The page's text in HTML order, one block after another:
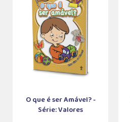
O que é ser Amável? -
Série: Valores